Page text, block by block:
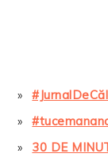
30 DE